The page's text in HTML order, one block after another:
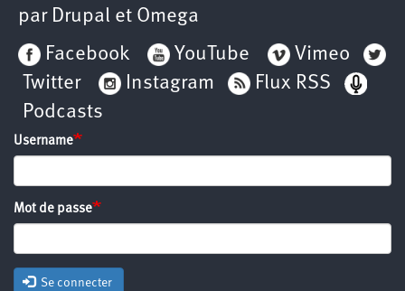
par Drupal et Omega
Facebook
YouTube
Vimeo
Twitter
Instagram
Flux RSS
Podcasts
Username
Mot de passe
Se connecter